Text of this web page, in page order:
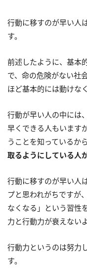
行動に移すのが早い人
す。
前述したように、基本
で、命の危険がない社
ほど基本的には動けな
行動が早い人の中には
早くできる人もいます
うことを知っているから
取るようにしている人
行動に移すのが早い人
プと思われがちですが
なくなる」という習性
力と行動力が衰えない
行動力というのは努力
す。